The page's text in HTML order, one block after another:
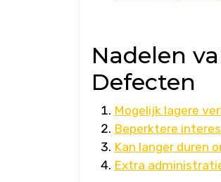
Nadelen
Defecten
Mogelijk lagere
Beperktere
Kan langer duren
Extra